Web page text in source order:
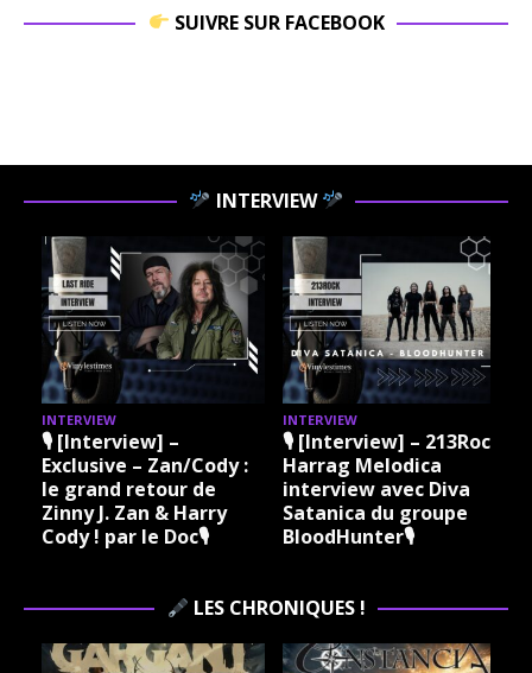
SUIVRE SUR FACEBOOK
INTERVIEW
INTERVIEW
🎙 [Interview] –
Exclusive – Zan/Cody :
le grand retour de
Zinny J. Zan & Harry
Cody ! par le Doc🎙
INTERVIEW
🎙 [Interview] – 213Rock
Harrag Melodica
interview avec Diva
Satanica du groupe
BloodHunter🎙
LES CHRONIQUES !